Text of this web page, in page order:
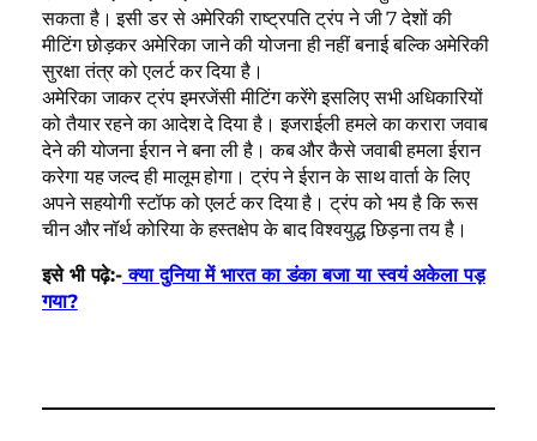
सकता है। इसी डर से अमेरिकी राष्ट्रपति ट्रंप ने जी 7 देशों की
मीटिंग छोड़कर अमेरिका जाने की योजना ही नहीं बनाई बल्कि अमेरिकी
सुरक्षा तंत्र को एलर्ट कर दिया है।
अमेरिका जाकर ट्रंप इमरजेंसी मीटिंग करेंगे इसलिए सभी अधिकारियों
को तैयार रहने का आदेश दे दिया है। इजराईली हमले का करारा जवाब
देने की योजना ईरान ने बना ली है। कब और कैसे जवाबी हमला ईरान
करेगा यह जल्द ही मालूम होगा। ट्रंप ने ईरान के साथ वार्ता के लिए
अपने सहयोगी स्टॉफ को एलर्ट कर दिया है। ट्रंप को भय है कि रूस
चीन और नॉर्थ कोरिया के हस्तक्षेप के बाद विश्वयुद्ध छिड़ना तय है।
इसे भी पढ़े:- क्या दुनिया में भारत का डंका बजा या स्वयं अकेला पड़
गया?